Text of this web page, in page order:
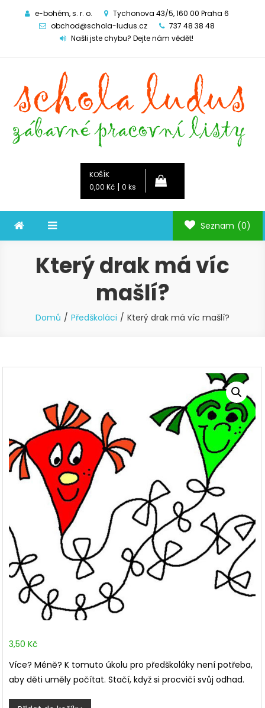
e-bohém, s. r. o.
Tychonova 43/5, 160 00 Praha 6
obchod@schola-ludus.cz
737 48 38 48
Našli jste chybu? Dejte nám vědět!
KOŠÍK
0,00 Kč | 0 ks
Seznam (0)
Který drak má víc
mašlí?
Domů Předškoláci Který drak má víc mašlí?
3,50Kč
Více? Méně? K tomuto úkolu pro předškoláky není potřeba,
aby děti uměly počítat. Stačí, když si procvičí svůj odhad.
Který